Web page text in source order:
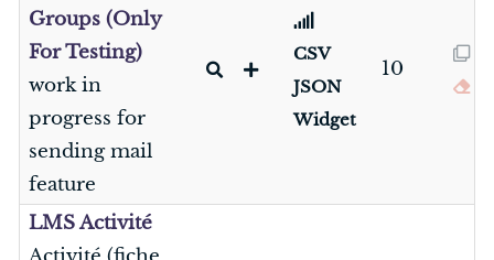
Groups (Only
For Testing)
work in
progress for
sending mail
feature
CSV
JSON
Widget
10
LMS Activité